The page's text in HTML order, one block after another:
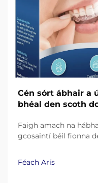
Cén sórt ábhair a
bhéal den scoth
Faigh amach na
gcosaintí béil fionna
silicín ceannais, EVA,
fheidhmíocht. Léigh
Féach Arís